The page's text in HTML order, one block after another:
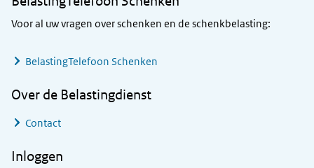
Voor al uw vragen over schenken en de schenkbelasting:
BelastingTelefoon Schenken
Over de Belastingdienst
Contact
Inloggen